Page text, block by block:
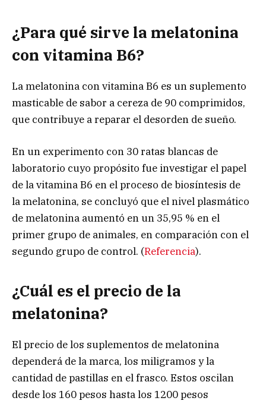
¿Para qué sirve la melatonina
con vitamina B6?
La melatonina con vitamina B6 es un suplemento
masticable de sabor a cereza de 90 comprimidos,
que contribuye a reparar el desorden de sueño.
En un experimento con 30 ratas blancas de
laboratorio cuyo propósito fue investigar el papel
de la vitamina B6 en el proceso de biosíntesis de
la melatonina, se concluyó que el nivel plasmático
de melatonina aumentó en un 35,95 % en el
primer grupo de animales, en comparación con el
segundo grupo de control. (Referencia).
¿Cuál es el precio de la
melatonina?
El precio de los suplementos de melatonina
dependerá de la marca, los miligramos y la
cantidad de pastillas en el frasco. Estos oscilan
desde los 160 pesos hasta los 1200 pesos